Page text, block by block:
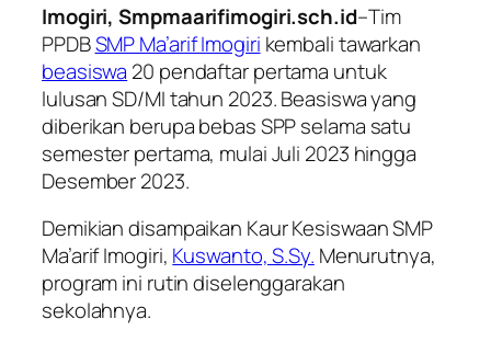
Imogiri, Smpmaarifimogiri.sch.id–Tim
PPDBSMP Ma’arif Imogiri kembali tawarkan
beasiswa 20 pendaftar pertama untuk
lulusan SD/MI tahun 2023. Beasiswa yang
diberikan berupa bebas SPP selama satu
semester pertama, mulai Juli 2023 hingga
Desember 2023.
Demikian disampaikan Kaur Kesiswaan SMP
Ma’arif Imogiri, Kuswanto, S.Sy. Menurutnya,
program ini rutin diselenggarakan
sekolahnya.